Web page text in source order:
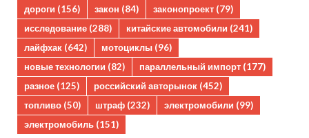
дороги (156) закон (84) законопроект (79)
исследование (288) китайские автомобили (241)
лайфхак (642) мотоциклы (96)
новые технологии (82) параллельный импорт (177)
разное (125) российский авторынок (452)
топливо (50) штраф (232) электромобили (99)
электромобиль (151)